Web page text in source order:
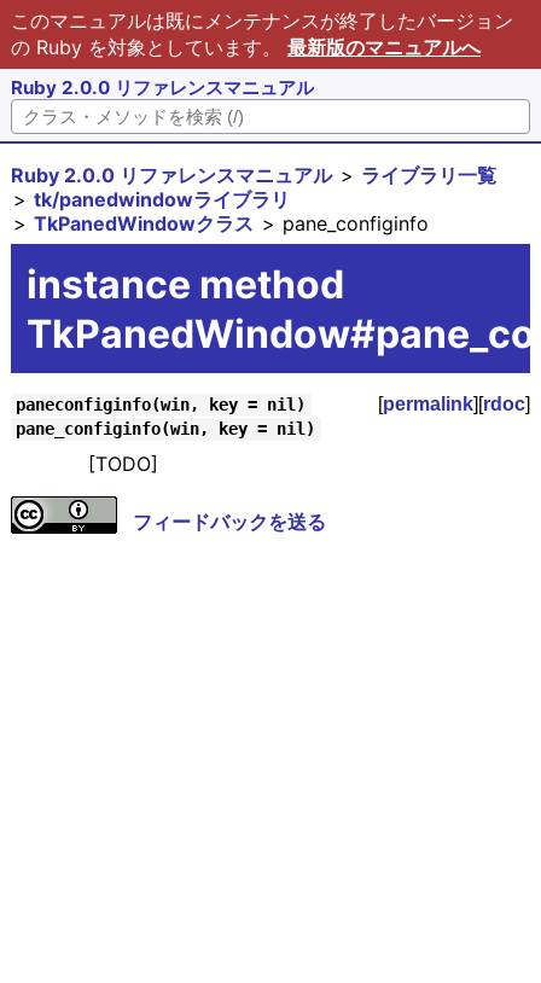
このマニュアルは既にメンテナンスが終了したバージョン
の Ruby を対象としています。 最新版のマニュアルへ
Ruby 2.0.0 リファレンスマニュアル
Ruby 2.0.0 リファレンスマニュアル
ライブラリ一覧
tk/panedwindowライブラリ
TkPanedWindowクラス
pane_configinfo
instance method
paneconfiginfo(win, key = nil) [permalink][rdoc]
pane_configinfo(win, key = nil)
[TODO]
フィードバックを送る